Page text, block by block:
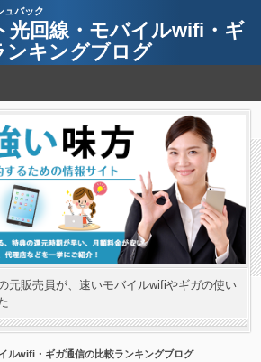
ュバック
光回線・モバイルwifi・ギ
ンキングブログ
元販売員が、速いモバイルwifiやギガの使い
ルwifi・ギガ通信の比較ランキングブログ